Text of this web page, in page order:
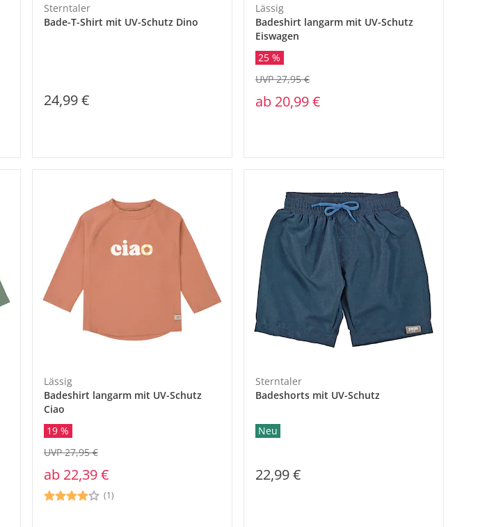
Sterntaler
Bade-T-Shirt mit UV-Schutz Dino
24,99 €
Lässig
Badeshirt langarm mit UV-Schutz
Eiswagen
25 %
ab 20,99 €
UVP 27,95 €
Lässig
Badeshirt langarm mit UV-Schutz
Ciao
19 %
ab 22,39 €
UVP 27,95 €
(1)
Sterntaler
Badeshorts mit UV-Schutz
Neu
22,99 €